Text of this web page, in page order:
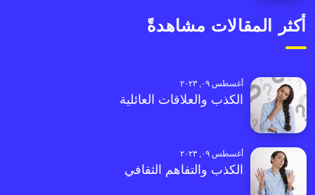
أكثر المقالات مشاهدةً
أغسطس ٠٩, ٢٠٢٣
الكذب والعلاقات العائلية
أغسطس ٠٩, ٢٠٢٣
الكذب والتفاهم الثقافي